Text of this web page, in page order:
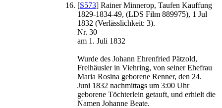
[S573] Rainer Minnerop, Taufen Kauffung
1829-1834-49, (LDS Film 889975), 1 Jul
1832 (Verlässlichkeit: 3).
Nr. 30
am 1. Juli 1832
Wurde des Johann Ehrenfried Pätzold,
Freihäusler in Viehring, von seiner Ehefrau
Maria Rosina geborene Renner, den 24.
Juni 1832 nachmittags um 3:00 Uhr
geborene Töchterlein getauft, und erhielt die
Namen Johanne Beate.